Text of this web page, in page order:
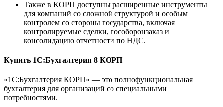
Также в КОРП доступны расширенные инструменты
для компаний со сложной структурой и особым
контролем со стороны государства, включая
контролируемые сделки, гособоронзаказ и
консолидацию отчетности по НДС.
Купить 1С:Бухгалтерия 8 КОРП
«1С:Бухгалтерия КОРП» — это полнофункциональная
бухгалтерия для организаций со специальными
потребностями.